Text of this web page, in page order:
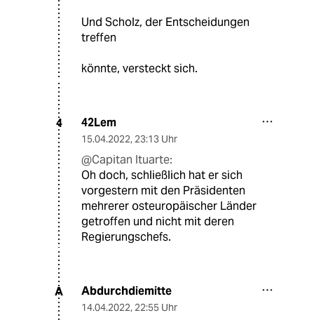
Und Scholz, der Entscheidungen
treffen
könnte, versteckt sich.
4 42Lem
15.04.2022, 23:13 Uhr
@Capitan Ituarte:
Oh doch, schließlich hat er sich
vorgestern mit den Präsidenten
mehrerer osteuropäischer Länder
getroffen und nicht mit deren
Regierungschefs.
A Abdurchdiemitte
14.04.2022, 22:55 Uhr